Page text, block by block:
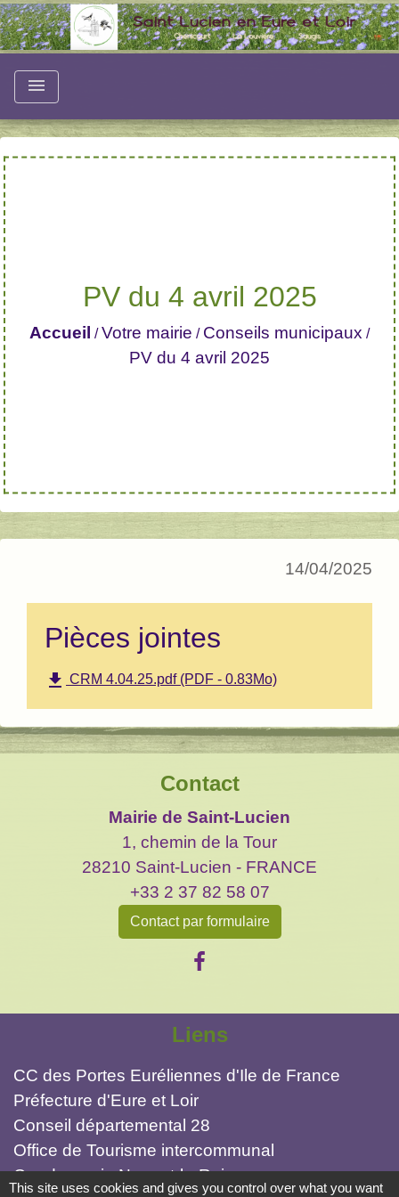
menu
PV du 4 avril 2025
Accueil /Votre mairie / Conseils municipaux /
PV du 4 avril 2025
14/04/2025
Pièces jointes
file_download CRM 4.04.25.pdf (PDF - 0.83Mo)
Contact
Mairie de Saint-Lucien
1, chemin de la Tour
28210 Saint-Lucien - FRANCE
+33 2 37 82 58 07
Contact par formulaire
Liens
CC des Portes Euréliennes d'Ile de France
Préfecture d'Eure et Loir
Conseil départemental 28
Office de Tourisme intercommunal
Gendarmerie Nogent-le-Roi
This site uses cookies and gives you control over what you want